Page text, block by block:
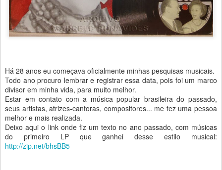
Há 28 anos eu começava oficialmente minhas pesquisas musicais.
Todo ano procuro lembrar e registrar essa data, pois foi um marco
divisor em minha vida, para muito melhor.
Estar em contato com a música popular brasileira do passado,
seus artistas, atrizes-cantoras, compositores... me fez uma pessoa
melhor e mais realizada.
Deixo aqui o link onde fiz um texto no ano passado, com músicas
do primeiro LP que ganhei desse estilo musical:
http://zip.net/bhsBB5